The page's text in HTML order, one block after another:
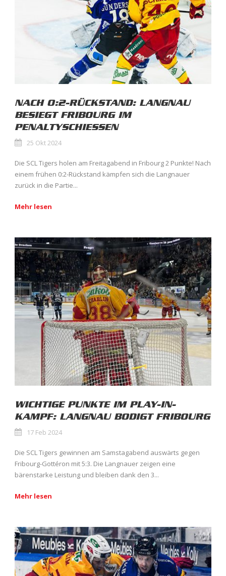
NACH 0:2-RÜCKSTAND: LANGNAU
BESIEGT FRIBOURG IM
PENALTYSCHIESSEN
25 Okt 2024
Die SCL Tigers holen am Freitagabend in Fribourg 2 Punkte! Nach
einem frühen 0:2-Rückstand kämpfen sich die Langnauer
zurück in die Partie...
Mehr lesen
WICHTIGE PUNKTE IM PLAY-IN-
KAMPF: LANGNAU BODIGT FRIBOURG
17 Feb 2024
Die SCL Tigers gewinnen am Samstagabend auswärts gegen
Fribourg-Gottéron mit 5:3. Die Langnauer zeigen eine
bärenstarke Leistung und bleiben dank den 3...
Mehr lesen